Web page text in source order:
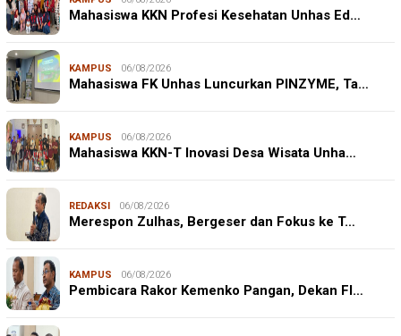
Mahasiswa KKN Profesi Kesehatan Unhas Ed…
KAMPUS 06/08/2026
Mahasiswa FK Unhas Luncurkan PINZYME, Ta…
KAMPUS 06/08/2026
Mahasiswa KKN-T Inovasi Desa Wisata Unha…
REDAKSI 06/08/2026
Merespon Zulhas, Bergeser dan Fokus ke T…
KAMPUS 06/08/2026
Pembicara Rakor Kemenko Pangan, Dekan FI…